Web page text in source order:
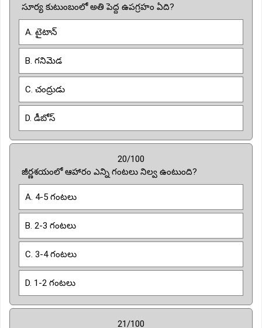
సూర్య కుటుంబంలో అతి పెద్ద ఉపగ్రహం ఏది?
A. టైటాన్
B. గనిమెడ
C. చంద్రుడు
D. డీబోస్
20/100
జీర్ణశయంలో ఆహారం ఎన్ని గంటలు నిల్వ ఉంటుంది?
A. 4-5 గంటలు
B. 2-3 గంటలు
C. 3-4 గంటలు
D. 1-2 గంటలు
21/100